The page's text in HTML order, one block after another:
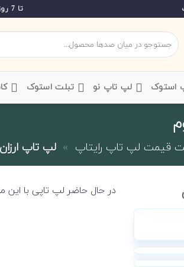
تا 7 روز مهلت تست بی قید و شرط و دوماه گارانتی رایگان
جستجو
برای:
استوک ‌لپ تاپ نو ‌ تبلت استوک
قیمت لپ تاپ رایتاپ » لپ تاپ
در حال حاضر لپ تاپی با